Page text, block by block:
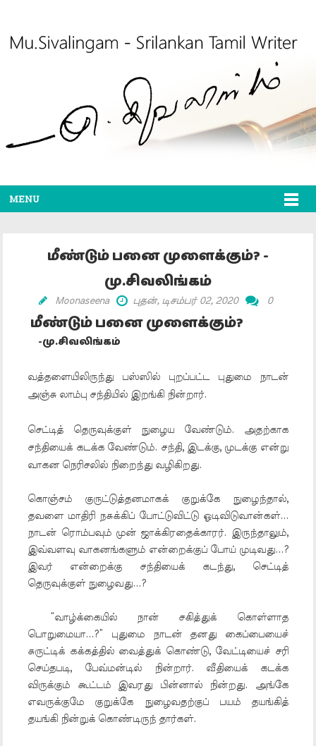
MENU
மீண்டும் பனை முளைக்கும்? -
மு.சிவலிங்கம்
Moonaseena புதன், டிசம்பர் 02, 2020 0
மீண்டும் பனை முளைக்கும்?
-மு.சிவலிங்கம்
வத்தளையிலிருந்து பஸ்ஸில் புறப்பட்ட புதுமை நாடன்
அஞ்சு லாம்பு சந்தியில் இறங்கி நின்றார்.
செட்டித் தெருவுக்குள் நுழைய வேண்டும். அதற்காக
சந்தியைக் கடக்க வேண்டும். சந்தி, இடக்கு, முடக்கு என்று
வாகன நெரிசலில் நிறைந்து வழிகிறது.
கொஞ்சம் குருட்டுத்தனமாகக் குறுக்கே நுழைந்தால்,
தவளை மாதிரி நசுக்கிப் போட்டுவிட்டு ஓடிவிடுவான்கள்...
நாடன் ரொம்பவும் முன் ஜாக்கிரதைக்காரர். இருந்தாலும்,
இவ்வளவு வாகனங்களும் என்றைக்குப் போய் முடிவது...?
இவர் என்றைக்கு சந்தியைக் கடந்து, செட்டித்
தெருவுக்குள் நுழைவது...?
“வாழ்க்கையில் நான் சகித்துக் கொள்ளாத
பொறுமையா...?” புதுமை நாடன் தனது கைப்பையைச்
சுருட்டிக் கக்கத்தில் வைத்துக் கொண்டு, வேட்டியைச் சரி
செய்தபடி, பேவ்மன்டில் நின்றார். வீதியைக் கடக்க
விருக்கும் கூட்டம் இவரது பின்னால் நின்றது. அங்கே
எவருக்குமே குறுக்கே நுழைவதற்குப் பயம் தயங்கித்
தயங்கி நின்றுக் கொண்டிருந் தார்கள்.